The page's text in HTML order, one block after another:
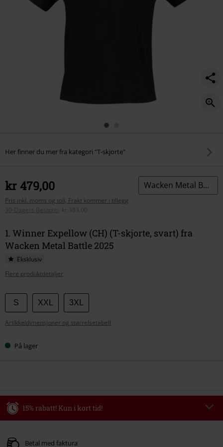
Her finner du mer fra kategori "T-skjorte"
kr 479,00
Pris inkl. moms og toll, Frakt kommer i tillegg
30-Dagers Bestpris
kr 383,00
Wacken Metal Battle 2025
1. Winner Expellow (CH) (T-skjorte, svart) fra
Wacken Metal Battle 2025
Eksklusiv
Flere produktdetaljer
Velg
størrelse
S XXL 3XL
Artikkeldimensjoner og størrelsetabell
På lager
15% rabatt! Kun i kort tid!
Gyldig fram til 09/08/2026
Betal med faktura